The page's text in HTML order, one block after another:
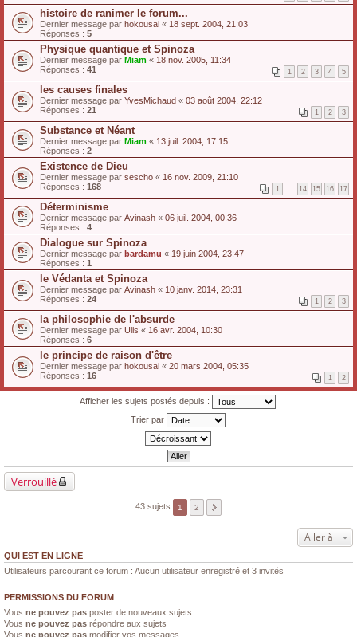
histoire de ranimer le forum...
Dernier message par hokousai « 18 sept. 2004, 21:03
Réponses : 5
Physique quantique et Spinoza
Dernier message par Miam « 18 nov. 2005, 11:34
Réponses : 41 1 2 3 4 5
les causes finales
Dernier message par YvesMichaud « 03 août 2004, 22:12
Réponses : 21 1 2 3
Substance et Néant
Dernier message par Miam « 13 juil. 2004, 17:15
Réponses : 2
Existence de Dieu
Dernier message par sescho « 16 nov. 2009, 21:10
Réponses : 168 1 … 14 15 16 17
Déterminisme
Dernier message par Avinash « 06 juil. 2004, 00:36
Réponses : 4
Dialogue sur Spinoza
Dernier message par bardamu « 19 juin 2004, 23:47
Réponses : 1
le Védanta et Spinoza
Dernier message par Avinash « 10 janv. 2014, 23:31
Réponses : 24 1 2 3
la philosophie de l'absurde
Dernier message par Ulis « 16 avr. 2004, 10:30
Réponses : 6
le principe de raison d'être
Dernier message par hokousai « 20 mars 2004, 05:35
Réponses : 16 1 2
Afficher les sujets postés depuis :
Trier par
Verrouillé
43 sujets 1 2
Aller à
QUI EST EN LIGNE
Utilisateurs parcourant ce forum : Aucun utilisateur enregistré et 3 invités
PERMISSIONS DU FORUM
Vous ne pouvez pas poster de nouveaux sujets
Vous ne pouvez pas répondre aux sujets
Vous ne pouvez pas modifier vos messages